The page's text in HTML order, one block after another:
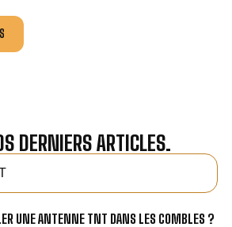
DERNIERS ARTICLES.
UNE ANTENNE TNT DANS LES COMBLES ?